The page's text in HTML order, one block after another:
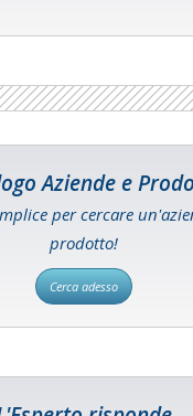
Aziende e
per cercare
prodotto!
Cerca adesso